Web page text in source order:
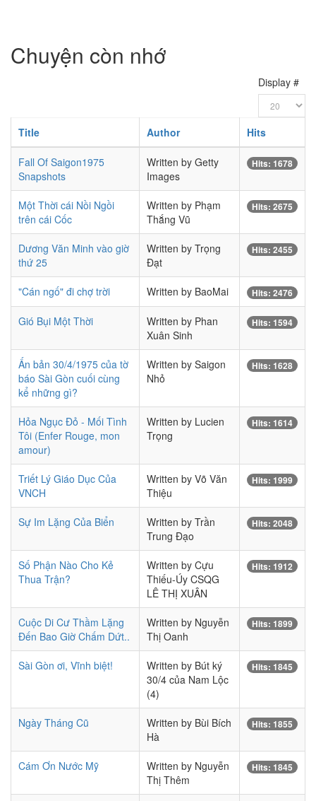
Chuyện còn nhớ
Display #
Title Author Hits
Fall Of Saigon1975
Snapshots
Written by Getty
Images
Hits: 1678
Một Thời cái Nồi Ngồi
trên cái Cốc
Written by Phạm
Thắng Vũ
Hits: 2675
Dương Văn Minh vào giờ
thứ 25
Written by Trọng
Đạt
Hits: 2455
"Cán ngố" đi chợ trời Written by BaoMai Hits: 2476
Gió Bụi Một Thời
Written by Phan
Xuân Sinh
Hits: 1594
Ấn bản 30/4/1975 của tờ
báo Sài Gòn cuối cùng
kể những gì?
Written by Saigon
Nhỏ
Hits: 1628
Hỏa Ngục Đỏ - Mối Tình
Tôi (Enfer Rouge, mon
amour)
Written by Lucien
Trọng
Hits: 1614
Triết Lý Giáo Dục Của
VNCH
Written by Võ Văn
Thiệu
Hits: 1999
Sự Im Lặng Của Biển
Written by Trần
Trung Đạo
Hits: 2048
Số Phận Nào Cho Kẻ
Thua Trận?
Written by Cựu
Thiếu-Úy CSQG
LÊ THỊ XUÂN
Hits: 1912
Cuộc Di Cư Thầm Lặng
Đến Bao Giờ Chấm Dứt..
Written by Nguyễn
Thị Oanh
Hits: 1899
Sài Gòn ơi, Vĩnh biệt!
Written by Bút ký
30/4 của Nam Lộc
(4)
Hits: 1845
Ngày Tháng Cũ
Written by Bùi Bích
Hà
Hits: 1855
Cám Ơn Nước Mỹ
Written by Nguyễn
Thị Thêm
Hits: 1845